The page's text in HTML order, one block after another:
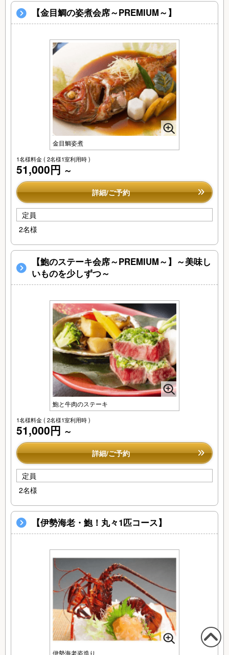
【金目鯛の姿煮会席～PREMIUM～】
金目鯛姿煮
1名様料金( 2名様1室利用時 )
51,000円 ～
詳細/ご予約
定員
2名様
【鮑のステーキ会席～PREMIUM～】～美味し
いものを少しずつ～
鮑と牛肉のステーキ
1名様料金( 2名様1室利用時 )
51,000円 ～
詳細/ご予約
定員
2名様
【伊勢海老・鮑！丸々1匹コース】
伊勢海老姿造り